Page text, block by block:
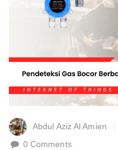
Abdul Aziz Al Amien
0 Comments